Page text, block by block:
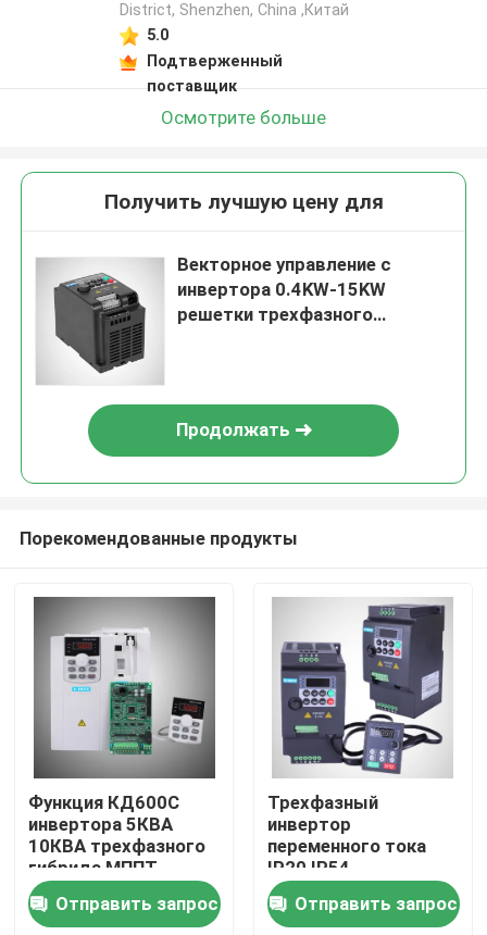
Главная страница
Продукция
Ролики
District, Shenzhen, China ,Китай
5.0
Подтверженный
поставщик
Осмотрите больше
Получить лучшую цену для
Векторное управление с
инвертора 0.4KW-15KW
решетки трехфазного
Продолжать
Порекомендованные продукты
Функция КД600С
инвертора 5КВА
10КВА трехфазного
гибрида МППТ
трехфазная Мулти
Отправить запрос
Трехфазный
инвертор
переменного тока
IP20 IP54
стабилизировал
векторное
Отправить запрос